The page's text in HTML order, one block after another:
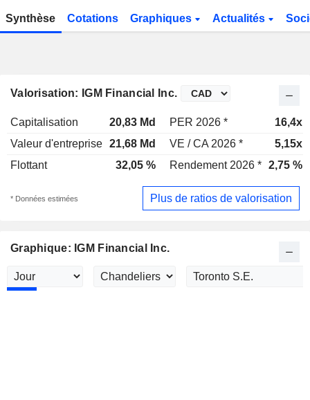
Synthèse Cotations Graphiques Actualités
Valorisation: IGM Financial Inc.
Capitalisation 20,83 Md PER 2026 *
16,4x
Valeur d'entreprise 21,68 Md VE / CA 2026 *
5,15x
Flottant
32,05 % Rendement 2026 * 2,75 %
* Données estimées Plus de ratios de valorisation
Graphique: IGM Financial Inc.